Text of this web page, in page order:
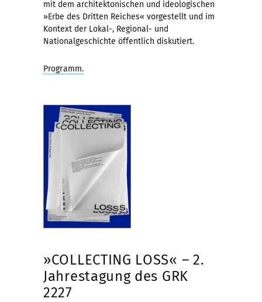
mit dem architektonischen und ideologischen
»Erbe des Dritten Reiches« vorgestellt und im
Kontext der Lokal-, Regional- und
Nationalgeschichte öffentlich diskutiert.
Programm.
»COLLECTING LOSS« – 2.
Jahrestagung des GRK
2227